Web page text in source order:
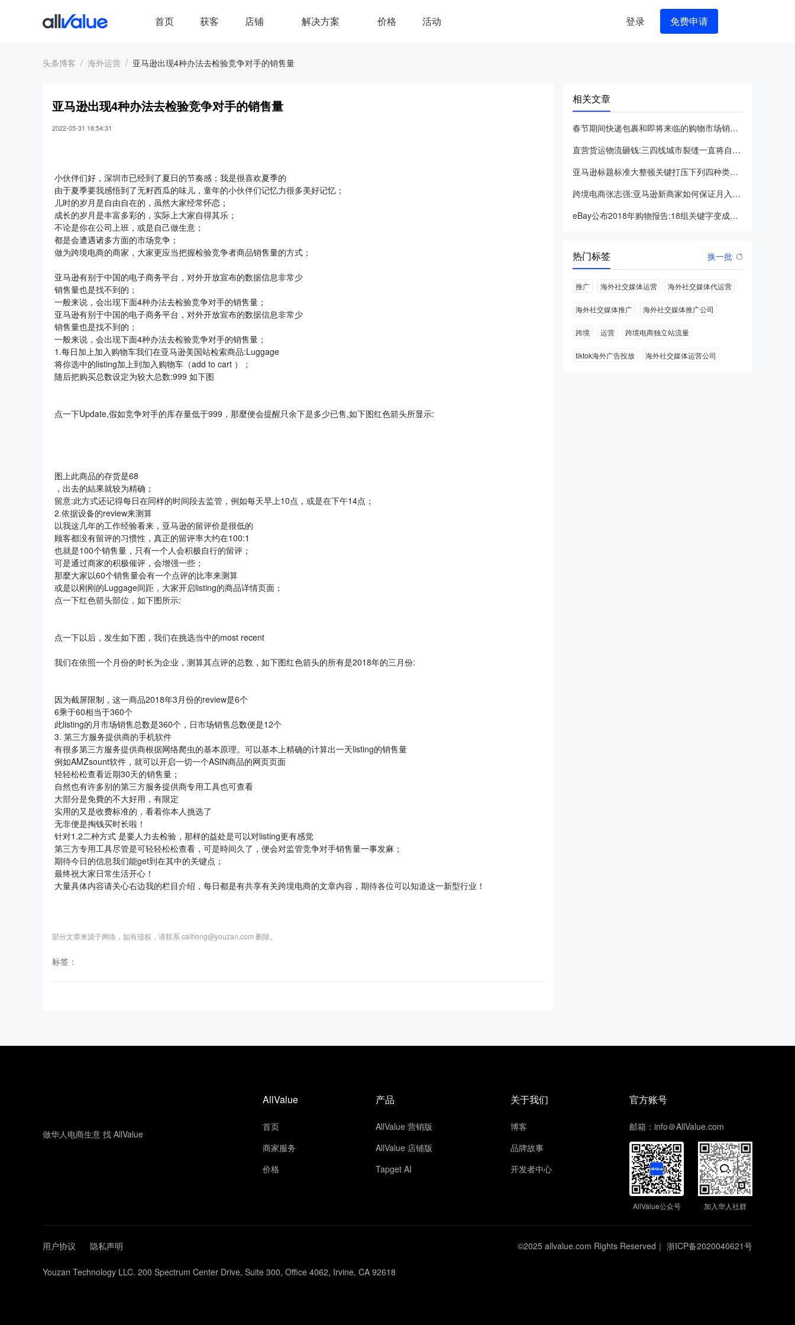
首页 获客 店铺 解决方案 价格 活动 登录 免费申请
头条博客 海外运营 亚马逊出现4种办法去检验竞争对手的销售量
亚马逊出现4种办法去检验竞争对手的销售量
2022-05-31 18:54:31
小伙伴们好，深圳市已经到了夏日的节奏感；我是很喜欢夏季的
由于夏季要我感悟到了无籽西瓜的味儿，童年的小伙伴们记忆力很多美好记忆；
儿时的岁月是自由自在的，虽然大家经常怀恋；
成长的岁月是丰富多彩的，实际上大家自得其乐；
不论是你在公司上班，或是自己做生意；
都是会遭遇诸多方面的市场竞争；
做为跨境电商的商家，大家更应当把握检验竞争者商品销售量的方式；
亚马逊有别于中国的电子商务平台，对外开放宣布的数据信息非常少
销售量也是找不到的；
一般来说，会出现下面4种办法去检验竞争对手的销售量；
亚马逊有别于中国的电子商务平台，对外开放宣布的数据信息非常少
销售量也是找不到的；
一般来说，会出现下面4种办法去检验竞争对手的销售量；
1.每日加上加入购物车我们在亚马逊美国站检索商品:Luggage
将你选中的listing加上到加入购物车（add to cart ）；
随后把购买总数设定为较大总数:999 如下图
点一下Update,假如竞争对手的库存量低于999，那麼便会提醒只余下是多少已售,如下图红色箭头所显示:
图上此商品的存货是68
，出去的結果就较为精确；
留意:此方式还记得每日在同样的时间段去监管，例如每天早上10点，或是在下午14点；
2.依据设备的review来测算
以我这几年的工作经验看来，亚马逊的留评价是很低的
顾客都没有留评的习惯性，真正的留评率大约在100:1
也就是100个销售量，只有一个人会积极自行的留评；
可是通过商家的积极催评，会增强一些；
那麼大家以60个销售量会有一个点评的比率来测算
或是以刚刚的Luggage间距，大家开启listing的商品详情页面；
点一下红色箭头部位，如下图所示:
点一下以后，发生如下图，我们在挑选当中的most recent
我们在依照一个月份的时长为企业，测算其点评的总数，如下图红色箭头的所有是2018年的三月份:
因为截屏限制，这一商品2018年3月份的review是6个
6乘于60相当于360个
此listing的月市场销售总数是360个，日市场销售总数便是12个
3. 第三方服务提供商的手机软件
有很多第三方服务提供商根据网络爬虫的基本原理。可以基本上精确的计算出一天listing的销售量
例如AMZsount软件，就可以开启一切一个ASIN商品的网页页面
轻轻松松查看近期30天的销售量；
自然也有许多别的第三方服务提供商专用工具也可查看
大部分是免費的不大好用，有限定
实用的又是收费标准的，看着你本人挑选了
无非便是掏钱买时长啦！
针对1.2二种方式 是要人力去检验，那样的益处是可以对listing更有感觉
第三方专用工具尽管是可轻轻松松查看，可是時间久了，便会对监管竞争对手销售量一事发麻；
期待今日的信息我们能get到在其中的关键点；
最终祝大家日常生活开心！
大量具体内容请关心右边我的栏目介绍，每日都是有共享有关跨境电商的文章内容，期待各位可以知道这一新型行业！
部分文章来源于网络，如有侵权，请联系 caihong@youzan.com 删除。
标签：
相关文章
春节期间快递包裹和即将来临的购物市场销售高峰
直营货运物流砸钱:三四线城市裂缝一直将自身包装成中国亚马逊的
亚马逊标题标准大整顿关键打压下列四种类别的违反规定
跨境电商张志强:亚马逊新商家如何保证月入五万
eBay公布2018年购物报告:18组关键字变成国外销售市场
热门标签 换一批
推广 海外社交媒体运营 海外社交媒体代运营
海外社交媒体推广 海外社交媒体推广公司
跨境 运营 跨境电商独立站流量
tiktok海外广告投放 海外社交媒体运营公司
做华人电商生意 找 AllValue
AllValue
首页
商家服务
价格
产品
AllValue 营销版
AllValue 店铺版
Tapget AI
关于我们
博客
品牌故事
开发者中心
官方账号
邮箱：info＠AllValue.com
AllValue公众号 加入华人社群
用户协议 隐私声明 ©2025 allvalue.com Rights Reserved｜ 浙ICP备2020040621号
Youzan Technology LLC. 200 Spectrum Center Drive, Suite 300, Office 4062, Irvine, CA 92618